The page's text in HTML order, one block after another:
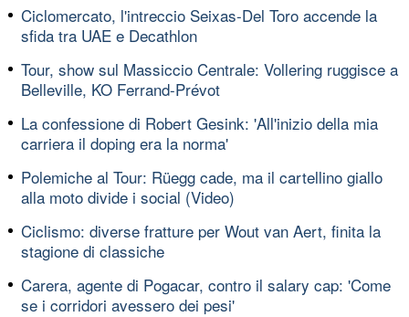
Ciclomercato, l'intreccio Seixas-Del Toro accende la
sfida tra UAE e Decathlon
Tour, show sul Massiccio Centrale: Vollering ruggisce a
Belleville, KO Ferrand-Prévot
La confessione di Robert Gesink: 'All'inizio della mia
carriera il doping era la norma'
Polemiche al Tour: Rüegg cade, ma il cartellino giallo
alla moto divide i social (Video)
Ciclismo: diverse fratture per Wout van Aert, finita la
stagione di classiche
Carera, agente di Pogacar, contro il salary cap: 'Come
se i corridori avessero dei pesi'